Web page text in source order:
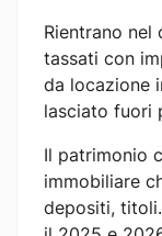
Rientrano
tassati con
da locazione
lasciato fuori
Il patrimonio
immobiliare
depositi,